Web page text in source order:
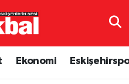
Ekonomi